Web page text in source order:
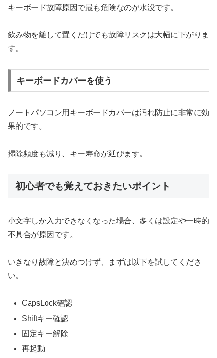
キーボード故障原因で最も危険なのが水没です。
飲み物を離して置くだけでも故障リスクは大幅に下がりま
す。
キーボードカバーを使う
ノートパソコン用キーボードカバーは汚れ防止に非常に効
果的です。
掃除頻度も減り、キー寿命が延びます。
初心者でも覚えておきたいポイント
小文字しか入力できなくなった場合、多くは設定や一時的
不具合が原因です。
いきなり故障と決めつけず、まずは以下を試してくださ
い。
CapsLock確認
Shiftキー確認
固定キー解除
再起動